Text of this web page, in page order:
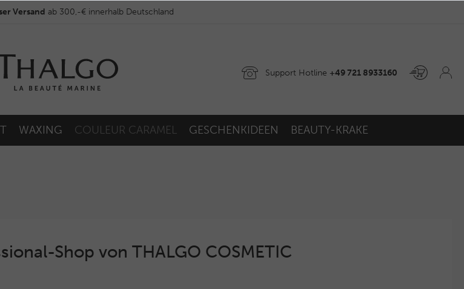
Versand ab 300,-€ innerhalb Deutschland
Support Hotline +49 721 8933160
WAXING COULEUR CARAMEL GESCHENKIDEEN BEAUTY-KRAKE
Shop von THALGO COSMETIC